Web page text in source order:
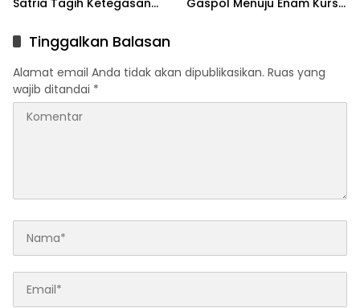
Satria Tagih Ketegasan
Gaspol Menuju Enam Kursi
Tinggalkan Balasan
Alamat email Anda tidak akan dipublikasikan. Ruas yang
wajib ditandai *